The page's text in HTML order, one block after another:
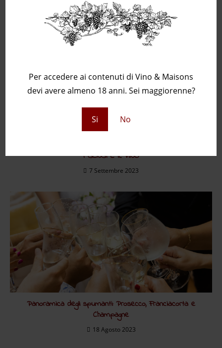
Per accedere ai contenuti di Vino & Maisons
devi avere almeno 18 anni. Sei maggiorenne?
Si No
Parliamo di vini Marchigiani bianchi
13 Ottobre 2022
I SENSI E IL VINO
7 Settembre 2023
Panoramica degli spumanti: Prosecco, Franciacorta e
Champagne
18 Agosto 2023